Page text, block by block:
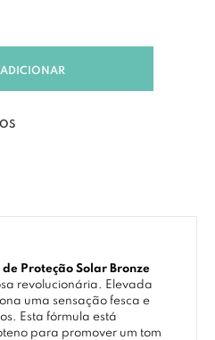
ADICIONAR
Proteção Solar Bronze
revolucionária. Elevada
uma sensação fesca e
Esta fórmula está
para promover um tom